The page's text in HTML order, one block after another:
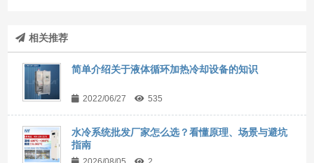
相关推荐
简单介绍关于液体循环加热冷却设备的知识
2022/06/27 535
水冷系统批发厂家怎么选？看懂原理、场景与避坑
指南